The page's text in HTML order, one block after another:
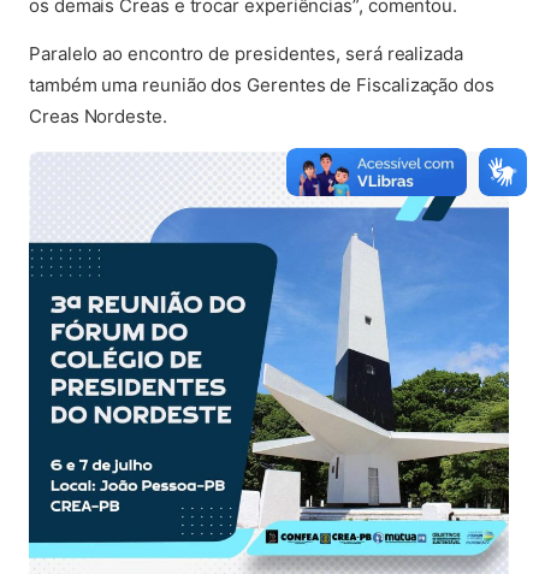
os demais Creas e trocar experiências”, comentou.
Paralelo ao encontro de presidentes, será realizada
também uma reunião dos Gerentes de Fiscalização dos
Creas Nordeste.